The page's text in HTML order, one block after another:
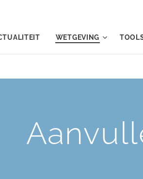
WETGEVING